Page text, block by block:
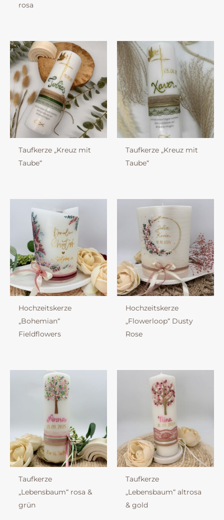
rosa
Taufkerze „Kreuz mit
Taube“
Taufkerze „Kreuz mit
Taube“
Hochzeitskerze
„Bohemian“
Fieldflowers
Hochzeitskerze
„Flowerloop“ Dusty
Rose
Taufkerze
„Lebensbaum“ rosa &
grün
Taufkerze
„Lebensbaum“ altrosa
& gold